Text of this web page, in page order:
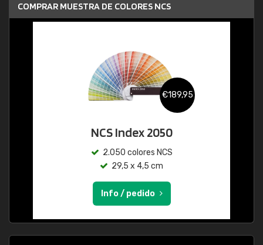
COMPRAR MUESTRA DE COLORES NCS
€189,95
NCS Index 2050
2.050 colores NCS
29,5 x 4,5 cm
Info / pedido